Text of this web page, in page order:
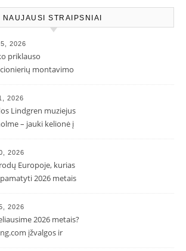
NAUJAUSI STRAIPSNIAI
2026
priklauso
montavimo
2026
Lindgren muziejus
– jauki kelionė į
2026
Europoje, kurias
2026 metais
2026
2026 metais?
įžvalgos ir